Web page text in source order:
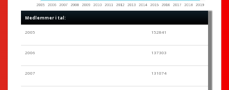
Medlemmer i tal:
2005 152841
2006 137303
2007 131074